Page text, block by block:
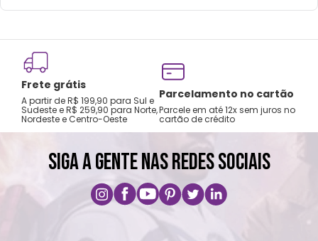
Frete grátis
A partir de R$ 199,90 para Sul e
Sudeste e R$ 259,90 para Norte,
Nordeste e Centro-Oeste
Parcelamento no cartão
Parcele em até 12x sem juros no
cartão de crédito
SIGA A GENTE NAS REDES SOCIAIS